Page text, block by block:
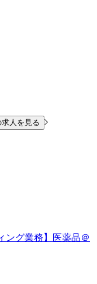
人を見る
ング業務】医薬品＠